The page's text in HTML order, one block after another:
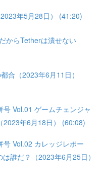
年5月28日） (41:20)
からTetherは潰せない
合（2023年6月11日）
Vol.01 ゲームチェンジャ
2023年6月18日） (60:08)
Vol.02 カレッジレポー
誰だ？（2023年6月25日）